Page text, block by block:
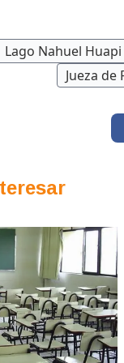
Lago Nahuel Huapi
Jueza de